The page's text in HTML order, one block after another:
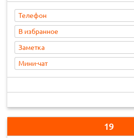
Телефон
В избранное
Заметка
Мини-чат
19